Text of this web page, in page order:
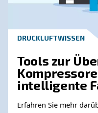
mehrere
variabler
Wenn Sie sich nicht
Team kann Sie durch
Überwachungs- und
Sie sich entscheiden,